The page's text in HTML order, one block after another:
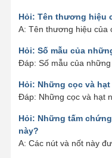
Hỏi: Tên thương hiệu
A: Tên thương hiệu của
Hỏi: Số mẫu của
Đáp: Số mẫu của những
Hỏi: Những cọc và
Đáp: Những cọc và hạt
Hỏi: Những tấm
này?
A: Các nút và nốt này